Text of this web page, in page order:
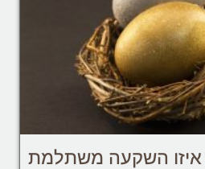
איזו השקעה משתלמת